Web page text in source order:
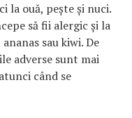
la ouă, pește și nuci.
să fii alergic și la
sau kiwi. De
adverse sunt mai
când se